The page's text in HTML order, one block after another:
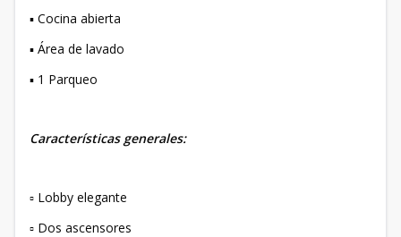
▪️ Cocina abierta
▪️ Área de lavado
▪️ 1 Parqueo
Características generales:
▫️ Lobby elegante
▫️ Dos ascensores